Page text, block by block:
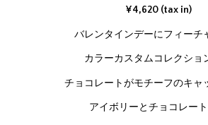
¥4,620 (tax in)
バレンタインデーにフィーチ
カラーカスタムコレクショ
チョコレートがモチーフのキャ
アイボリーとチョコレー